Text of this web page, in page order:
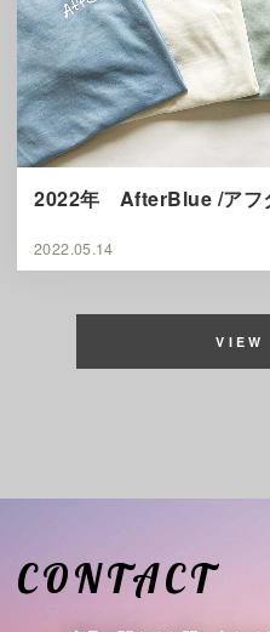
2022年 AfterBlue /アフ
2022.05.14
VIEW
CONTACT